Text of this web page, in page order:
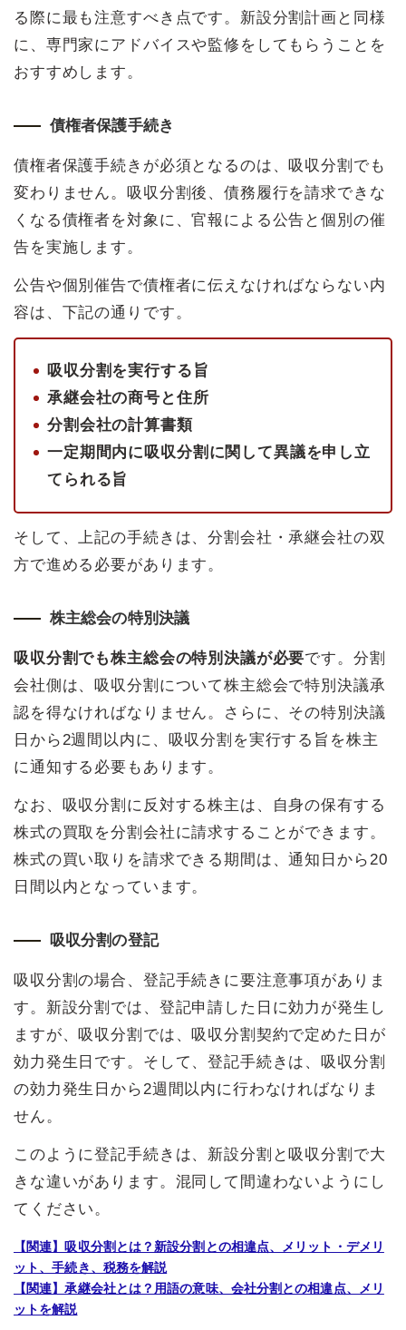
る際に最も注意すべき点です。新設分割計画と同様
に、専門家にアドバイスや監修をしてもらうことを
おすすめします。
債権者保護手続き
債権者保護手続きが必須となるのは、吸収分割でも
変わりません。吸収分割後、債務履行を請求できな
くなる債権者を対象に、官報による公告と個別の催
告を実施します。
公告や個別催告で債権者に伝えなければならない内
容は、下記の通りです。
吸収分割を実行する旨
承継会社の商号と住所
分割会社の計算書類
一定期間内に吸収分割に関して異議を申し立
てられる旨
そして、上記の手続きは、分割会社・承継会社の双
方で進める必要があります。
株主総会の特別決議
吸収分割でも株主総会の特別決議が必要です。分割
会社側は、吸収分割について株主総会で特別決議承
認を得なければなりません。さらに、その特別決議
日から2週間以内に、吸収分割を実行する旨を株主
に通知する必要もあります。
なお、吸収分割に反対する株主は、自身の保有する
株式の買取を分割会社に請求することができます。
株式の買い取りを請求できる期間は、通知日から20
日間以内となっています。
吸収分割の登記
吸収分割の場合、登記手続きに要注意事項がありま
す。新設分割では、登記申請した日に効力が発生し
ますが、吸収分割では、吸収分割契約で定めた日が
効力発生日です。そして、登記手続きは、吸収分割
の効力発生日から2週間以内に行わなければなりま
せん。
このように登記手続きは、新設分割と吸収分割で大
きな違いがあります。混同して間違わないようにし
てください。
【関連】吸収分割とは？新設分割との相違点、メリット・デメリ
ット、手続き、税務を解説
【関連】承継会社とは？用語の意味、会社分割との相違点、メリ
ットを解説